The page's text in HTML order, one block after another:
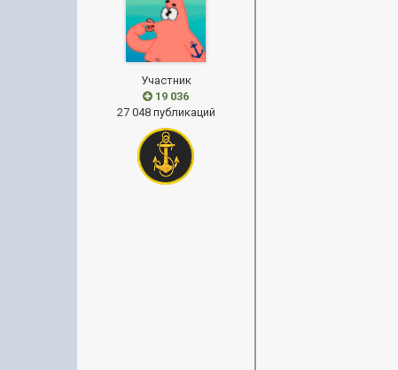
Участник
19 036
27 048 публикаций